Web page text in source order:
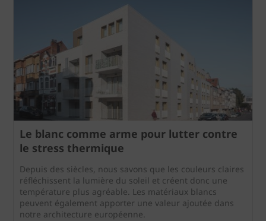
Le blanc comme arme pour lutter contre
le stress thermique
Depuis des siècles, nous savons que les couleurs claires
réfléchissent la lumière du soleil et créent donc une
température plus agréable. Les matériaux blancs
peuvent également apporter une valeur ajoutée dans
notre architecture européenne.